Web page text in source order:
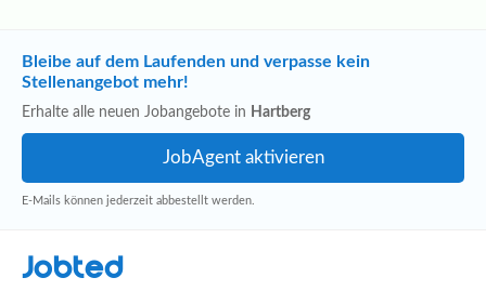
Bleibe auf dem Laufenden und verpasse kein
Stellenangebot mehr!
Erhalte alle neuen Jobangebote in Hartberg
E-Mails können jederzeit abbestellt werden.
Jobted